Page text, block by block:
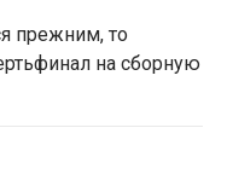
прежним, то
на сборную